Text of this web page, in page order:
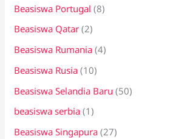
Beasiswa Portugal (8)
Beasiswa Qatar (2)
Beasiswa Rumania (4)
Beasiswa Rusia (10)
Beasiswa Selandia Baru (50)
beasiswa serbia (1)
Beasiswa Singapura (27)